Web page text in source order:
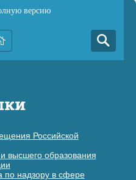
версию
Российской
высшего образования
по надзору в сфере